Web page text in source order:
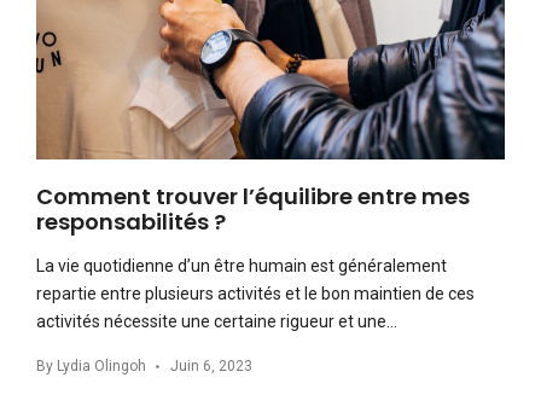
Comment trouver l’équilibre entre mes
responsabilités ?
La vie quotidienne d’un être humain est généralement
repartie entre plusieurs activités et le bon maintien de ces
activités nécessite une certaine rigueur et une…
By Lydia Olingoh Juin 6, 2023